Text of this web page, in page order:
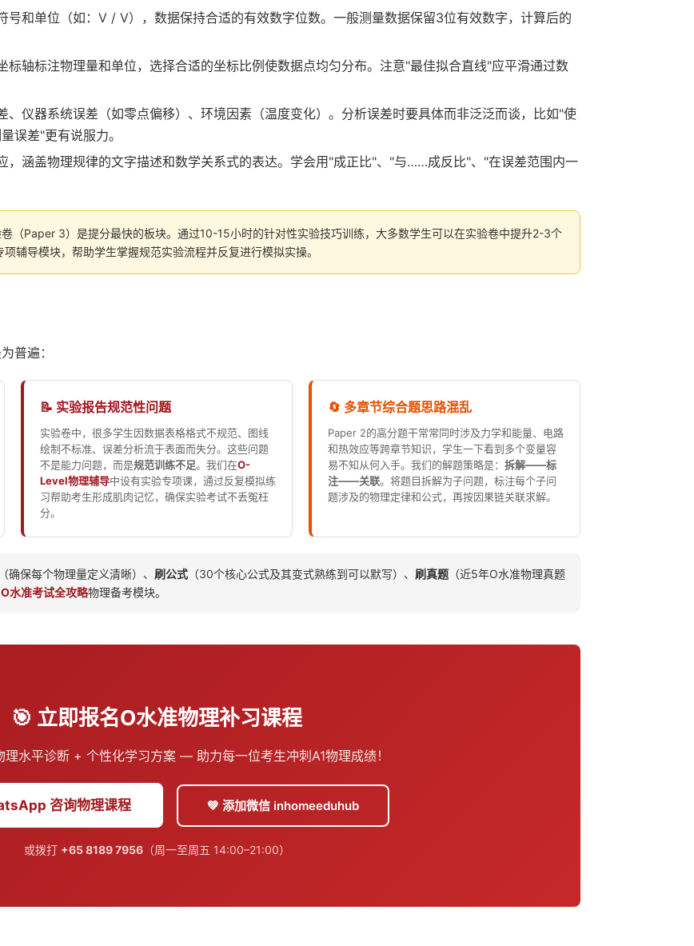
号和单位（如：V / V），数据保持合适的有效数字位数。一般测量数据保留3位有效数字，计算后的
标轴标注物理量和单位，选择合适的坐标比例使数据点均匀分布。注意"最佳拟合直线"应平滑通过数
、仪器系统误差（如零点偏移）、环境因素（温度变化）。分析误差时要具体而非泛泛而谈，比如"使
误差"更有说服力。
，涵盖物理规律的文字描述和数学关系式的表达。学会用"成正比"、"与……成反比"、"在误差范围内一
（Paper 3）是提分最快的板块。通过10-15小时的针对性实验技巧训练，大多数学生可以在实验卷中提升2-3个
辅导模块，帮助学生掌握规范实验流程并反复进行模拟实操。
普遍：
📝 实验报告规范性问题
实验卷中，很多学生因数据表格格式不规范、图线
绘制不标准、误差分析流于表面而失分。这些问题
不是能力问题，而是规范训练不足。我们在O-
Level物理辅导中设有实验专项课，通过反复模拟练
习帮助考生形成肌肉记忆，确保实验考试不丢冤枉
分。
🔄 多章节综合题思路混乱
Paper 2的高分题干常常同时涉及力学和能量、电路
和热效应等跨章节知识，学生一下看到多个变量容
易不知从何入手。我们的解题策略是： 拆解——标
注——关联。将题目拆解为子问题，标注每个子问
题涉及的物理定律和公式，再按因果链关联求解。
（确保每个物理量定义清晰）、 刷公式 （30个核心公式及其变式熟练到可以默写）、 刷真题 （近5年O水准物理真题
O水准考试全攻略物理备考模块。
🎯 立即报名O水准物理补习课程
水平诊断 + 个性化学习方案 — 助力每一位考生冲刺A1物理成绩！
咨询物理课程 💚 添加微信 inhomeeduhub
或拨打 +65 8189 7956（周一至周五 14:00–21:00）